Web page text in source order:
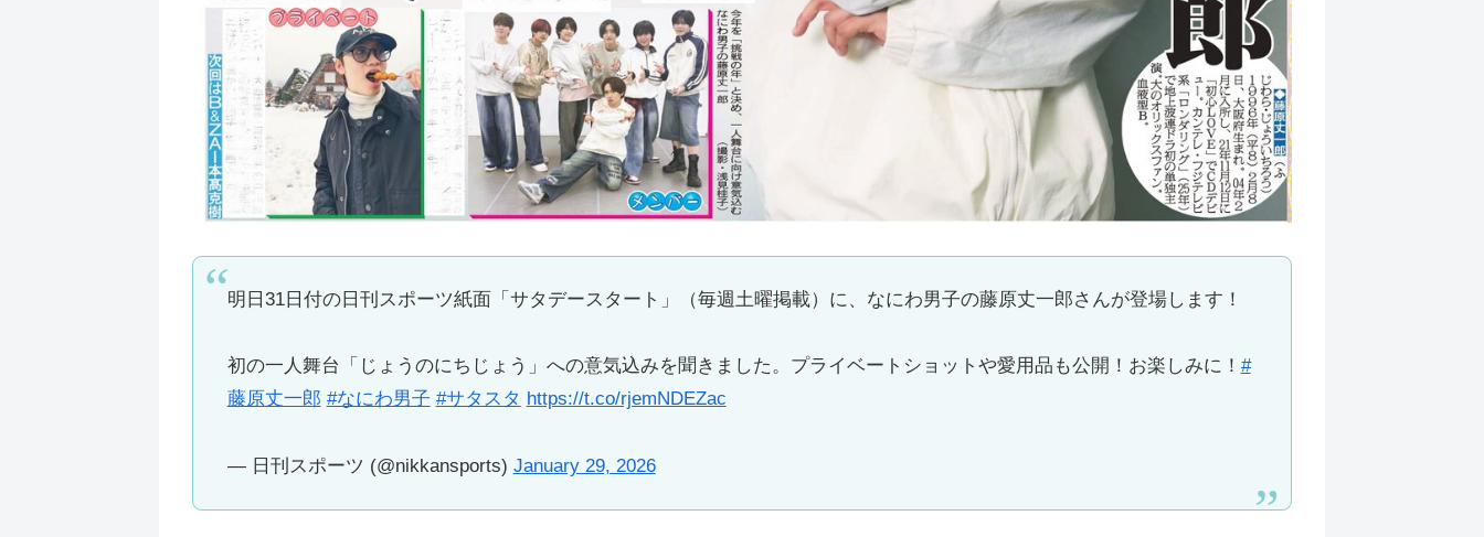
明日31日付の日刊スポーツ紙面「サタデースタート」（毎週土曜掲載）に、なにわ男子の藤原丈一郎さんが登場します！
初の一人舞台「じょうのにちじょう」への意気込みを聞きました。プライベートショットや愛用品も公開！お楽しみに！ #
藤原丈一郎 #なにわ男子 #サタスタ https://t.co/rjemNDEZac
— 日刊スポーツ (@nikkansports) January 29, 2026